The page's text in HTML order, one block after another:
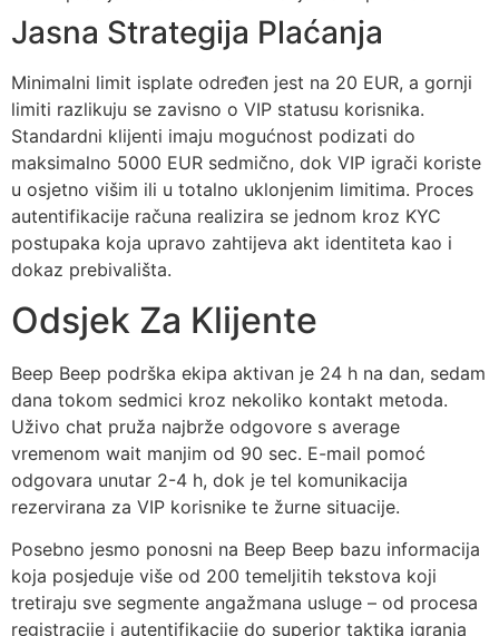
Jasna Strategija Plaćanja
Minimalni limit isplate određen jest na 20 EUR, a gornji
limiti razlikuju se zavisno o VIP statusu korisnika.
Standardni klijenti imaju mogućnost podizati do
maksimalno 5000 EUR sedmično, dok VIP igrači koriste
u osjetno višim ili u totalno uklonjenim limitima. Proces
autentifikacije računa realizira se jednom kroz KYC
postupaka koja upravo zahtijeva akt identiteta kao i
dokaz prebivališta.
Odsjek Za Klijente
Beep Beep podrška ekipa aktivan je 24 h na dan, sedam
dana tokom sedmici kroz nekoliko kontakt metoda.
Uživo chat pruža najbrže odgovore s average
vremenom wait manjim od 90 sec. E-mail pomoć
odgovara unutar 2-4 h, dok je tel komunikacija
rezervirana za VIP korisnike te žurne situacije.
Posebno jesmo ponosni na Beep Beep bazu informacija
koja posjeduje više od 200 temeljitih tekstova koji
tretiraju sve segmente angažmana usluge – od procesa
registracije i autentifikacije do superior taktika igranja